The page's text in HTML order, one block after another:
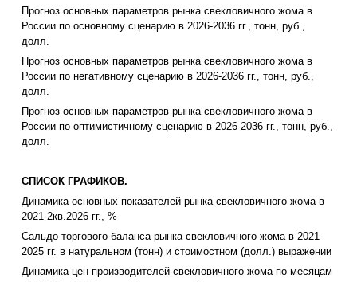
Прогноз основных параметров рынка свекловичного жома в
России по основному сценарию в 2026-2036 гг., тонн, руб.,
долл.
Прогноз основных параметров рынка свекловичного жома в
России по негативному сценарию в 2026-2036 гг., тонн, руб.,
долл.
Прогноз основных параметров рынка свекловичного жома в
России по оптимистичному сценарию в 2026-2036 гг., тонн, руб.,
долл.
СПИСОК ГРАФИКОВ.
Динамика основных показателей рынка свекловичного жома в
2021-2кв.2026 гг., %
Сальдо торгового баланса рынка свекловичного жома в 2021-
2025 гг. в натуральном (тонн) и стоимостном (долл.) выражении
Динамика цен производителей свекловичного жома по месяцам